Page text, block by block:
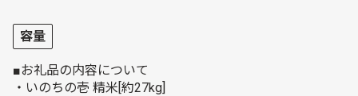
容量
■お礼品の内容について
・いのちの壱 精米[約27kg]